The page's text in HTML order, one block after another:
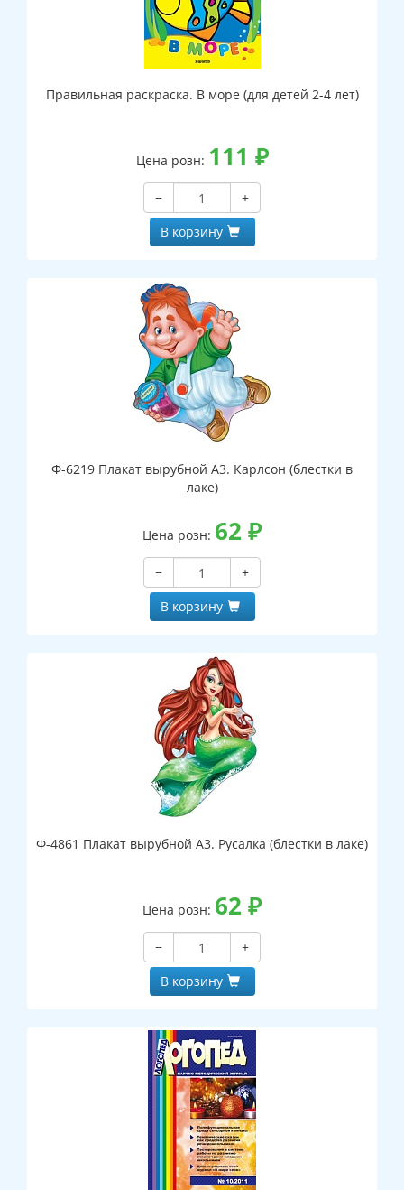
Правильная раскраска. В море (для детей 2-4 лет)
Цена розн: 111 ₽
−
+
В корзину
Ф-6219 Плакат вырубной А3. Карлсон (блестки в
лаке)
Цена розн: 62 ₽
−
+
В корзину
Ф-4861 Плакат вырубной А3. Русалка (блестки в лаке)
Цена розн: 62 ₽
−
+
В корзину